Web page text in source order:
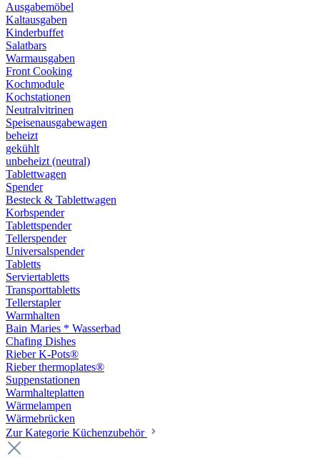
Ausgabemöbel
Kaltausgaben
Kinderbuffet
Salatbars
Warmausgaben
Front Cooking
Kochmodule
Kochstationen
Neutralvitrinen
Speisenausgabewagen
beheizt
gekühlt
unbeheizt (neutral)
Tablettwagen
Spender
Besteck & Tablettwagen
Korbspender
Tablettspender
Tellerspender
Universalspender
Tabletts
Serviertabletts
Transporttabletts
Tellerstapler
Warmhalten
Bain Maries * Wasserbad
Chafing Dishes
Rieber K-Pots®
Rieber thermoplates®
Suppenstationen
Warmhalteplatten
Wärmelampen
Wärmebrücken
Zur Kategorie Küchenzubehör